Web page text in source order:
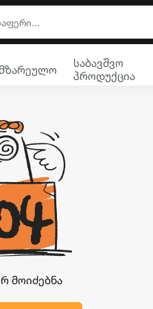
საბავშვო
პროდუქცია
მოიძებნა